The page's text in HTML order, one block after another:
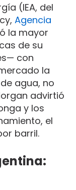
(IEA, del
Agencia
la mayor
de su
con
la
agua, no
advirtió
y los
el
barril.